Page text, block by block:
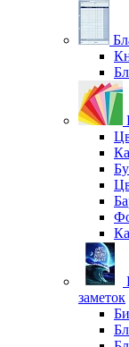
заметок